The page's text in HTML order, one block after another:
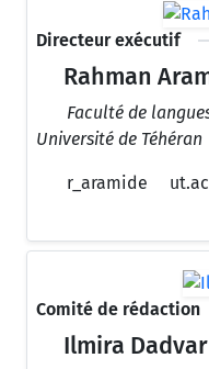
Directeur exécutif
Rahman
Faculté de
Université de Téhéran
r_aramide
Comité de rédaction
Ilmira Dadvar